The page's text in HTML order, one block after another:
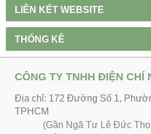
LIÊN KẾT WEBSITE
THỐNG KÊ
CÔNG TY TNHH ĐIỆN CHÍ
Địa chỉ: 172 Đường Số 1,
TPHCM
(Gần Ngã Tư Lê Đức